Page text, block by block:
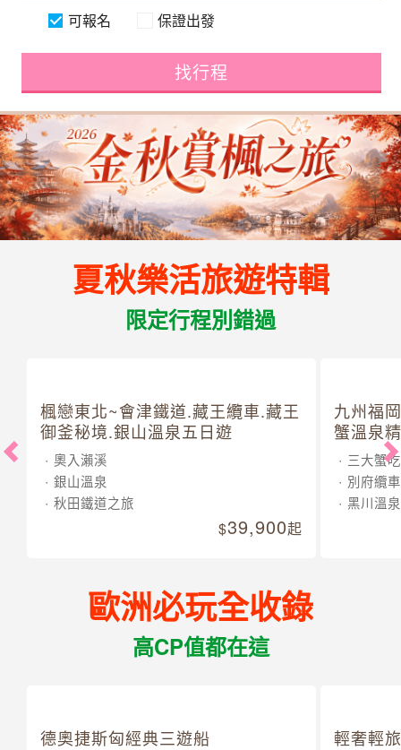
可報名 保證出發
找行程
夏秋樂活旅遊特輯
限定行程別錯過
楓戀東北~會津鐵道.藏王纜車.藏王
御釜秘境.銀山溫泉五日遊
奧入瀨溪
銀山溫泉
秋田鐵道之旅
39,900起
九州福
蟹溫泉
三大蟹
別府纜車
黑川溫泉
歐洲必玩全收錄
高CP值都在這
德奧捷斯匈經典三遊船 輕奢輕